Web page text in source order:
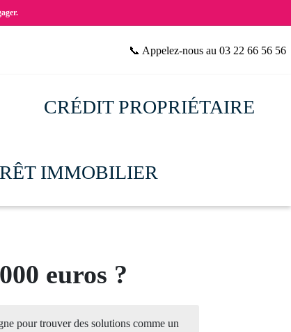
📞 Appelez-nous au 03 22 66 56 56
CRÉDIT PROPRIÉTAIRE
IMMOBILIER
euros ?
pour trouver des solutions comme un